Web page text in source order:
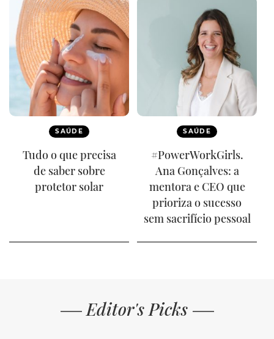
SAÚDE
Tudo o que precisa
de saber sobre
protetor solar
SAÚDE
#PowerWorkGirls.
Ana Gonçalves: a
mentora e CEO que
prioriza o sucesso
sem sacrifício pessoal
Editor's Picks